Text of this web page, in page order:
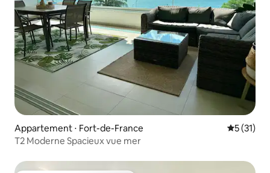
Appartement ⋅ Fort-de-France
5 (31)
T2 Moderne Spacieux vue mer